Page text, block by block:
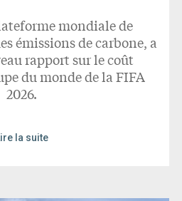
mondiale de
émissions de carbone, a
rapport sur le coût
du monde de la FIFA
2026.
la suite